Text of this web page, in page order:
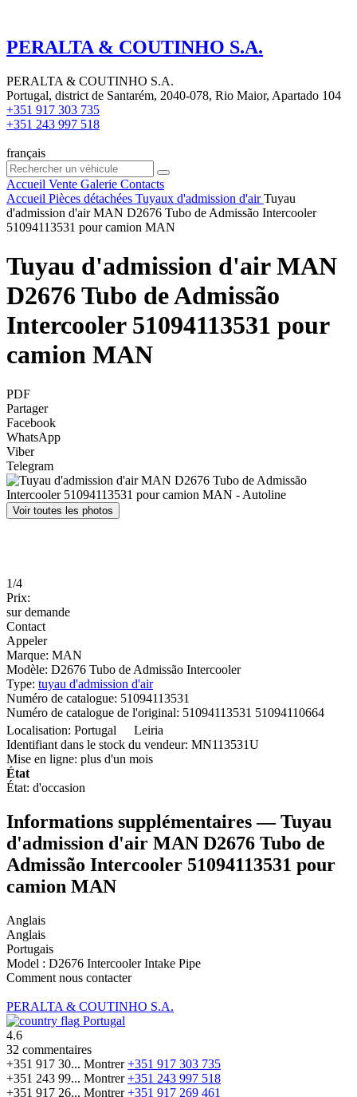
PERALTA & COUTINHO S.A.
PERALTA & COUTINHO S.A.
Portugal, district de Santarém, 2040-078, Rio Maior, Apartado 104
+351 917 303 735
+351 243 997 518
français
Accueil Vente Galerie Contacts
Accueil Pièces détachées Tuyaux d'admission d'air Tuyau
d'admission d'air MAN D2676 Tubo de Admissão Intercooler
51094113531 pour camion MAN
Tuyau d'admission d'air MAN
D2676 Tubo de Admissão
Intercooler 51094113531 pour
camion MAN
PDF
Partager
Facebook
WhatsApp
Viber
Telegram
Voir toutes les photos
1/4
Prix:
sur demande
Contact
Appeler
Marque: MAN
Modèle: D2676 Tubo de Admissão Intercooler
Type: tuyau d'admission d'air
Numéro de catalogue: 51094113531
Numéro de catalogue de l'original: 51094113531 51094110664
Localisation: Portugal
Leiria
Identifiant dans le stock du vendeur: MN113531U
Mise en ligne: plus d'un mois
État
État: d'occasion
Informations supplémentaires — Tuyau
d'admission d'air MAN D2676 Tubo de
Admissão Intercooler 51094113531 pour
camion MAN
Anglais
Anglais
Portugais
Model : D2676 Intercooler Intake Pipe
Comment nous contacter
PERALTA & COUTINHO S.A.
Portugal
4.6
32 commentaires
+351 917 30... Montrer+351 917 303 735
+351 243 99... Montrer+351 243 997 518
+351 917 26... Montrer+351 917 269 461